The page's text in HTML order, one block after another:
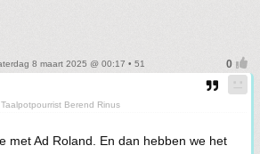
8 maart 2025 @ 00:17 • 51
Taalpotpourrist Berend Rinus
met Ad Roland. En dan hebben we het